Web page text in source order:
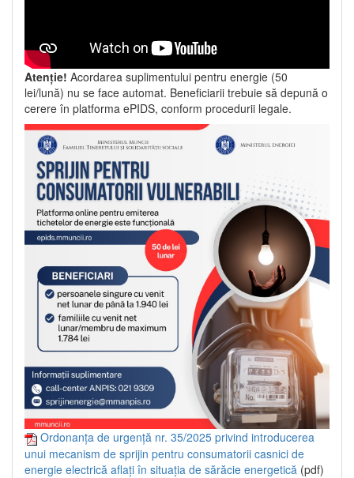
Atenție! Acordarea suplimentului pentru energie (50
lei/lună) nu se face automat. Beneficiarii trebuie să depună o
cerere în platforma ePIDS, conform procedurii legale.
Ordonanța de urgență nr. 35/2025 privind introducerea
unui mecanism de sprijin pentru consumatorii casnici de
energie electrică aflați în situația de sărăcie energetică (pdf)